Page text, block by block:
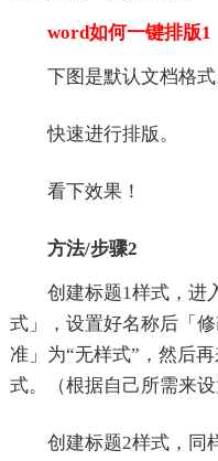
word如何一键排版1
下图是默认文档格式
快速进行排版。
看下效果！
方法/步骤2
创建标题1样式，进
式」，设置好名称后「
准」为“无样式”，然后
式。（根据自己所需来设
创建标题2样式，同